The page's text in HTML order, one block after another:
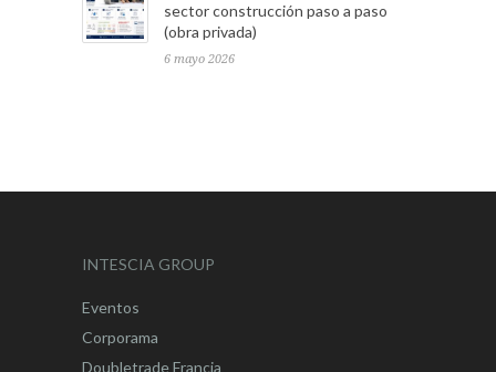
sector construcción paso a paso
(obra privada)
6 mayo 2026
INTESCIA GROUP
Eventos
Corporama
Doubletrade Francia